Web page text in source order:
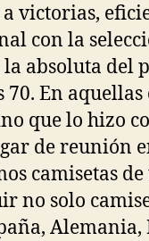
victorias,
con la
absoluta del
En aquellas
que lo hizo
de reunión
camisetas de
no solo
Alemania,